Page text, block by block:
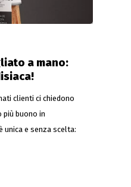
a mano:
clienti ci chiedono
buono in
unica e senza scelta: